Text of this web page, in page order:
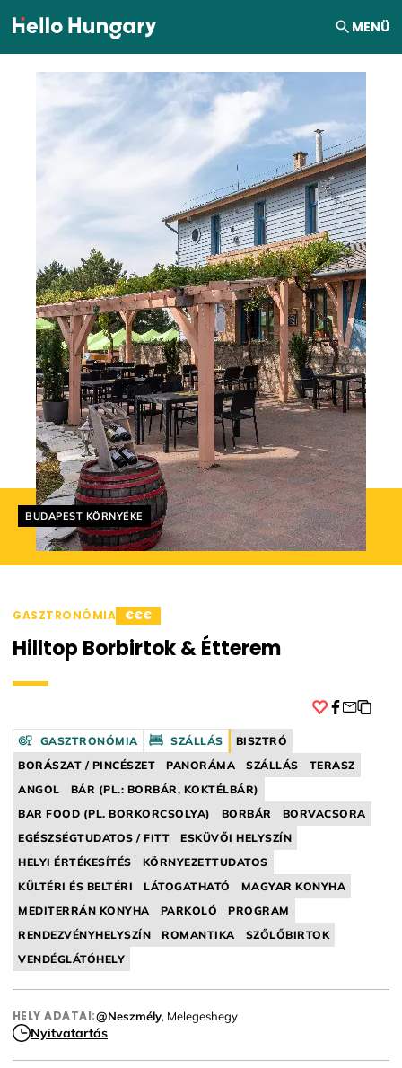
Ugrás a tartalomhoz MENÜ
Helyszín címkék:
BUDAPEST KÖRNYÉKE
GASZTRONÓMIA €€€
Hilltop Borbirtok & Étterem
GASZTRONÓMIA SZÁLLÁS
BISZTRÓ
BORÁSZAT / PINCÉSZET
PANORÁMA SZÁLLÁS
TERASZ
ANGOL
BÁR (PL.: BORBÁR, KOKTÉLBÁR)
BAR FOOD (PL. BORKORCSOLYA)
BORBÁR
BORVACSORA
EGÉSZSÉGTUDATOS / FITT
ESKÜVŐI HELYSZÍN
HELYI ÉRTÉKESÍTÉS
KÖRNYEZETTUDATOS
KÜLTÉRI ÉS BELTÉRI
LÁTOGATHATÓ
MAGYAR KONYHA
MEDITERRÁN KONYHA
PARKOLÓ
PROGRAM
RENDEZVÉNYHELYSZÍN
ROMANTIKA
SZŐLŐBIRTOK
VENDÉGLÁTÓHELY
HELY ADATAI:@Neszmély, Melegeshegy
Nyitvatartás